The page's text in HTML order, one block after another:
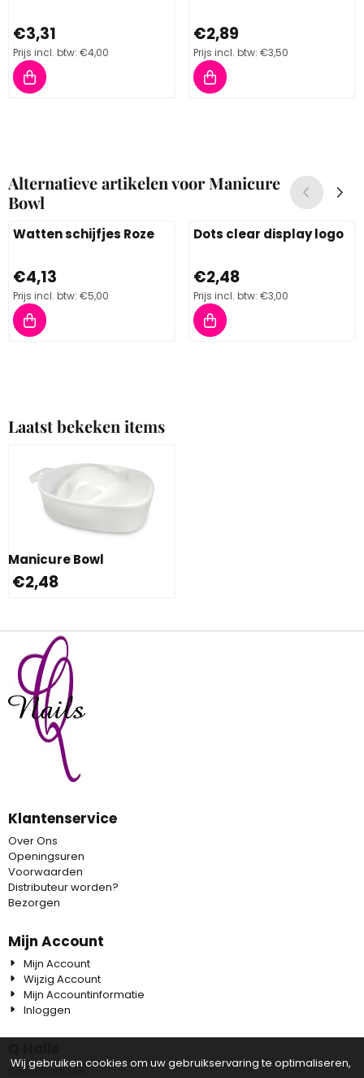
Prijs: 3,31, inclusief btw: 4,00
€3,31
Prijs incl. btw: €4,00
Prijs: 2,89, inclusief btw: 3,50
€2,89
Prijs incl. btw: €3,50
Alternatieve artikelen voorManicure
Bowl
Watten schijfjes Roze
Prijs: 4,13, inclusief btw: 5,00
€4,13
Prijs incl. btw: €5,00
Dots clear display logo
Prijs: 2,48, inclusief btw: 3,00
€2,48
Prijs incl. btw: €3,00
Laatst bekeken items
Manicure Bowl
€2,48
Klantenservice
Over Ons
Openingsuren
Voorwaarden
Distributeur worden?
Bezorgen
Mijn Account
Mijn Account
Wijzig Account
Mijn Accountinformatie
Inloggen
Sijslostraat 145
Wij gebruiken cookies om uw gebruikservaring te optimaliseren,